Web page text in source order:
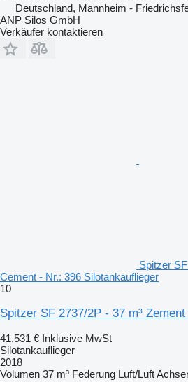
Deutschland, Mannheim -
ANP Silos GmbH
Verkäufer kontaktieren
Spitzer
Cement - Nr.: 396 Silotankauflieger
10
Spitzer SF 2737/2P - 37 m³
41.531 € Inklusive MwSt
Silotankauflieger
2018
Volumen 37 m³ Federung Luft/Luft